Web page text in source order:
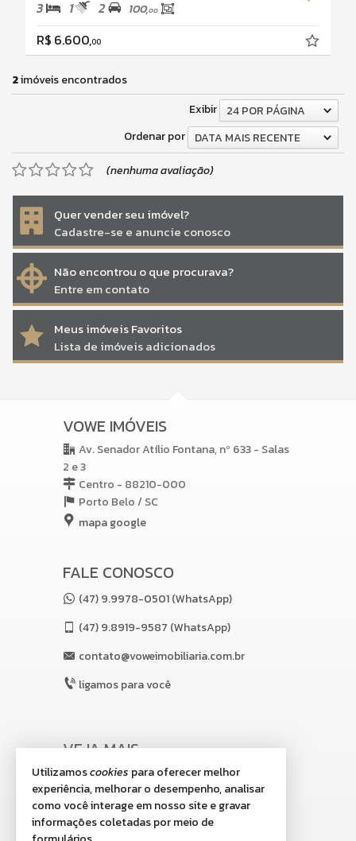
3 1 2 100,00
R$ 6.600,00
2imóveis encontrados
Exibir
24 POR PÁGINA
Ordenar por
DATA MAIS RECENTE
(nenhuma avaliação)
Quer vender seu imóvel?
Cadastre-se e anuncie conosco
Não encontrou o que procurava?
Entre em contato
Meus imóveis Favoritos
Lista de imóveis adicionados
VOWE IMÓVEIS
Av. Senador Atílio Fontana, nº 633 - Salas
2 e 3
Centro - 88210-000
Porto Belo /SC
mapa google
FALE CONOSCO
(47) 9.9978-0501 (WhatsApp)
(47)9.8919-9587 (WhatsApp)
contato@voweimobiliaria.com.br
ligamos para você
VEJA MAIS
receba nosso newsletter
indicadores financeiros
cadastre seu imóvel
Utilizamoscookies para oferecer melhor
experiência, melhorar o desempenho, analisar
como você interage em nosso site e gravar
informações coletadas por meio de